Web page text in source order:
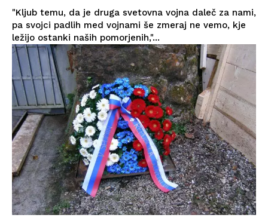
"Kljub temu, da je druga svetovna vojna daleč za nami,
pa svojci padlih med vojnami še zmeraj ne vemo, kje
ležijo ostanki naših pomorjenih,"...